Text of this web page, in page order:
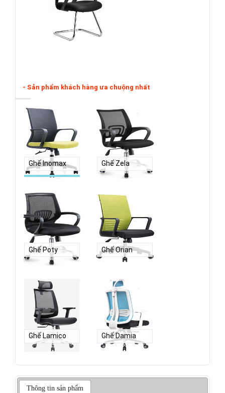
- Sản phẩm khách hàng ưa chuộng nhất
Ghế Inomax Ghế Zela
Ghế Poty Ghế Orian
Ghế Lamico Ghế Damia
Thông tin sản phẩm